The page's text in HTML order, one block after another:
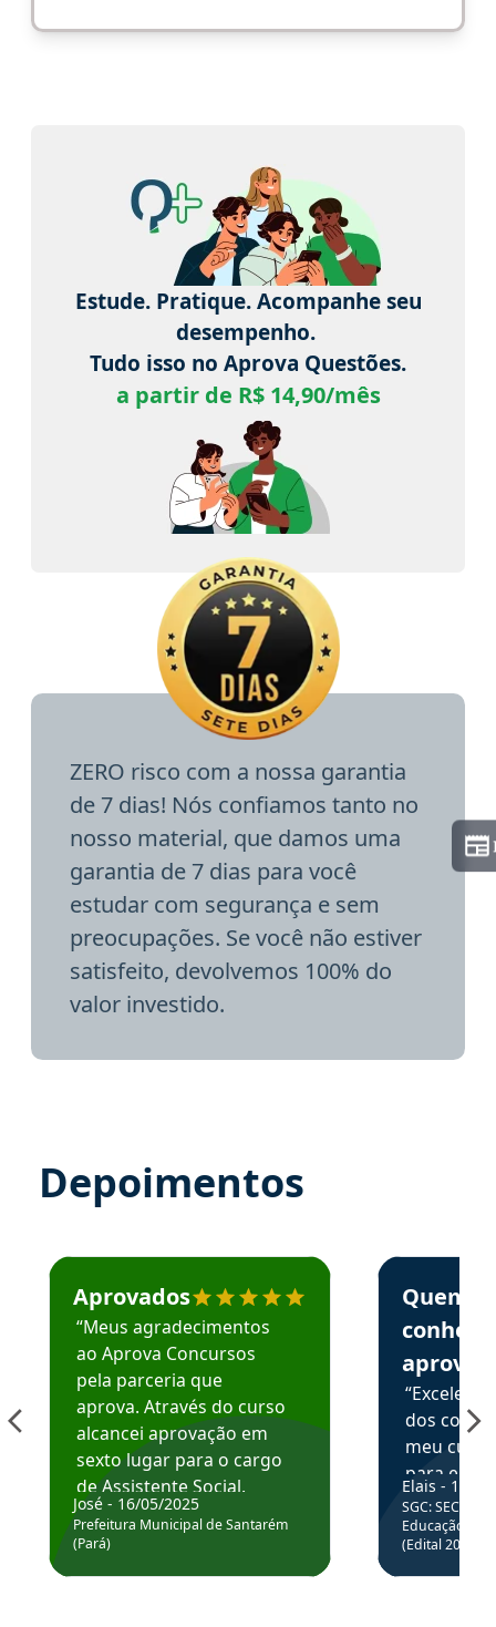
Estude. Pratique. Acompanhe seu
desempenho.
Tudo isso no Aprova Questões.
a partir de R$ 14,90/mês
ZERO risco com a nossa garantia
de 7 dias! Nós confiamos tanto no
nosso material, que damos uma
garantia de 7 dias para você
estudar com segurança e sem
preocupações. Se você não estiver
satisfeito, devolvemos 100% do
valor investido.
Depoimentos
Estudante José recomenda o Aprova Concursos em
Aprovados
“Meus agradecimentos
ao Aprova Concursos
pela parceria que
aprova. Através do curso
alcancei aprovação em
sexto lugar para o cargo
de Assistente Social.
Hoje estou atuando na
Prefeitura de Santarém.
José - 16/05/2025
Prefeitura Municipal de Santarém
(Pará)
Estudante
Quem
aprova
dos
meu
para
colocar
através
de
Elais - 15/
SGC: SEC BA
Educação
(Edital